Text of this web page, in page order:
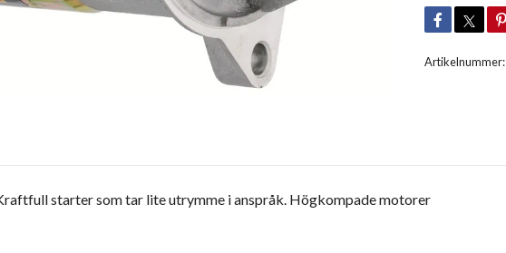
Artikelnummer:
starter som tar lite utrymme i anspråk. Högkompade motorer